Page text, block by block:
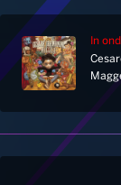
Home
Notizie
In